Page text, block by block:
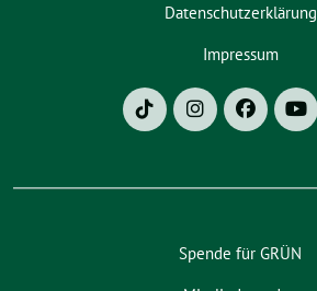
Datenschutzerklärung
Impressum
Spende für GRÜN